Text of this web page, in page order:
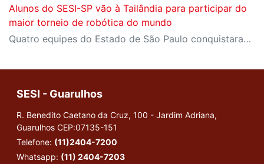
Alunos do SESI-SP vão à Tailândia para participar do
maior torneio de robótica do mundo
Quatro equipes do Estado de São Paulo conquistaram a classificação para a etapa mundial da WRO (World Robot Olympiad)
SESI - Guarulhos
R. Benedito Caetano da Cruz, 100 - Jardim Adriana,
Guarulhos CEP:07135-151
Telefone: (11)2404-7200
Whatsapp: (11) 2404-7203